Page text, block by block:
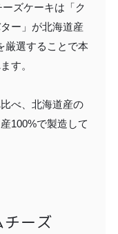
ズケーキは「ク
ー」が北海道産
厳選することで本
す。
べ、北海道産の
100%で製造して
ーズ